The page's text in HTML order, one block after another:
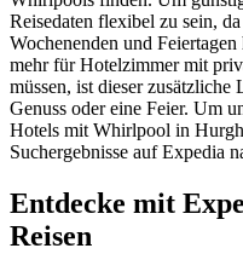
Reisedaten flexibel zu sein,
Wochenenden und
mehr für Hotelzimmer mit
müssen, ist dieser zusätzliche
Genuss oder eine Feier. Um
Hotels mit Whirlpool in
Suchergebnisse auf Expedia
Entdecke mit
Reisen